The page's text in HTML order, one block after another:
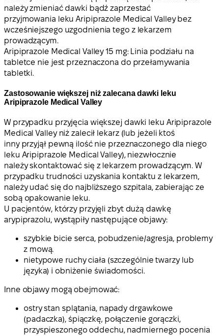
należy zmieniać dawki bądź zaprzestać
przyjmowania leku Aripiprazole Medical Valley bez
wcześniejszego uzgodnienia tego z lekarzem
prowadzącym.
Aripiprazole Medical Valley 15 mg: Linia podziału na
tabletce nie jest przeznaczona do przełamywania
tabletki.
Zastosowanie większej niż zalecana dawki leku
Aripiprazole Medical Valley
W przypadku przyjęcia większej dawki leku Aripiprazole
Medical Valley niż zalecił lekarz (lub jeżeli ktoś
inny przyjął pewną ilość nie przeznaczonego dla niego
leku Aripiprazole Medical Valley), niezwłocznie
należy skontaktować się z lekarzem prowadzącym. W
przypadku trudności uzyskania kontaktu z lekarzem,
należy udać się do najbliższego szpitala, zabierając ze
sobą opakowanie leku.
U pacjentów, którzy przyjęli zbyt dużą dawkę
arypiprazolu, wystąpiły następujące objawy:
szybkie bicie serca, pobudzenie/agresja, problemy
z mową.
nietypowe ruchy ciała (szczególnie twarzy lub
języka) i obniżenie świadomości.
Inne objawy mogą obejmować:
ostry stan splątania, napady drgawkowe
(padaczka), śpiączkę, połączenie gorączki,
przyspieszonego oddechu, nadmiernego pocenia